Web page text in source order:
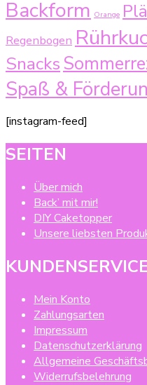
Backform Orange
Regenbogen
Snacks
Spaß &
[instagram-feed]
SEITEN
Über mich
Back’ mit mir!
DIY Caketopper
Unsere liebsten
Mein Konto
Zahlungsarten
Impressum
Datenschutzerklärung
Allgemeine
Widerrufsbelehrung